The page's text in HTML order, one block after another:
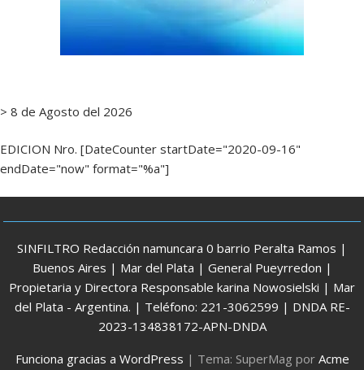
> 8 de Agosto del 2026
EDICION Nro. [DateCounter startDate="2020-09-16"
endDate="now" format="%a"]
SINFILTRO Redacción namuncara 0 barrio Peralta Ramos |
Buenos Aires | Mar del Plata | General Pueyrredon |
Propietaria y Directora Responsable karina Nowosielski | Mar
del Plata - Argentina. | Teléfono: 221-3062599 | DNDA RE-
2023-134838172-APN-DNDA
Funciona gracias a WordPress | Tema: SuperMag por Acme